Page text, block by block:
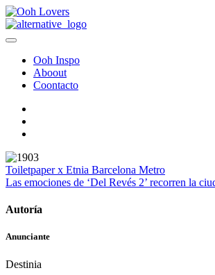
Ooh Inspo
Aboout
Coontacto
Toiletpaper x Etnia Barcelona Metro
Las emociones de ‘Del Revés 2’ recorren la
Autoría
Anunciante
Destinia